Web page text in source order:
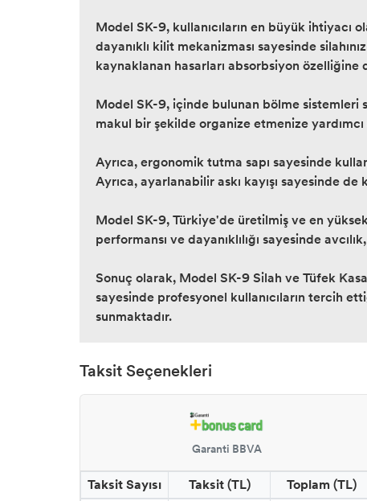
Model SK-9, kullanıcıların en büyük ihtiyacı
dayanıklı kilit mekanizması sayesinde
kaynaklanan hasarları absorbsiyon özelliğine
Model SK-9, içinde bulunan bölme sistemleri
makul bir şekilde organize etmenize
Ayrıca, ergonomik tutma sapı sayesinde
Ayrıca, ayarlanabilir askı kayışı sayesinde
Model SK-9, Türkiye'de üretilmiş ve en
performansı ve dayanıklılığı sayesinde
Sonuç olarak, Model SK-9 Silah ve Tüfek
sayesinde profesyonel kullanıcıların tercih
sunmaktadır.
Taksit Seçenekleri
Garanti BBVA
Taksit Sayısı Taksit (TL)
Toplam (TL)